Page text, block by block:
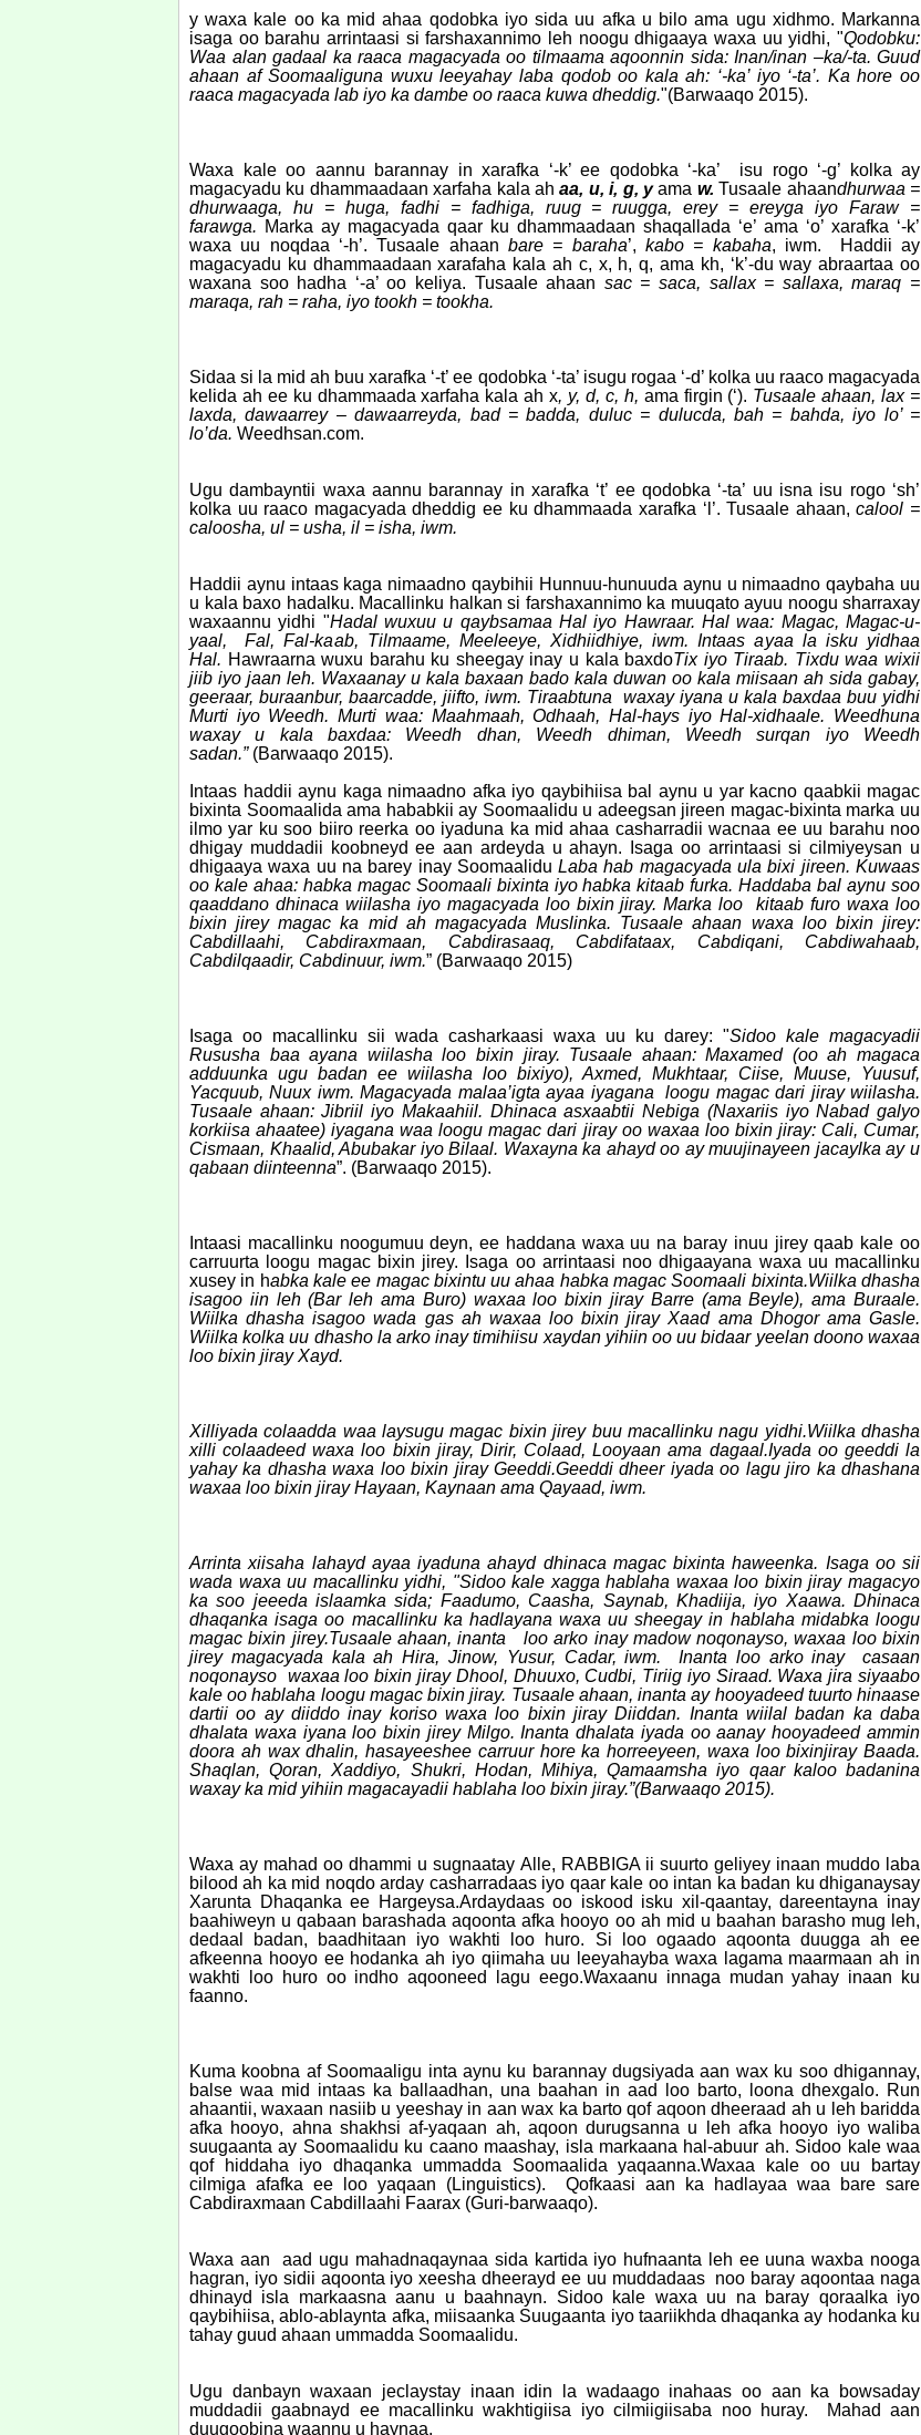
y waxa kale oo ka mid ahaa qodobka iyo sida uu afka u bilo ama ugu xidhmo. Markanna
isaga oo barahu arrintaasi si farshaxannimo leh noogu dhigaaya waxa uu yidhi, "Qodobku:
Waa alan gadaal ka raaca magacyada oo tilmaama aqoonnin sida: Inan/inan –ka/-ta. Guud
ahaan af Soomaaliguna wuxu leeyahay laba qodob oo kala ah: ‘-ka’ iyo ‘-ta’. Ka hore oo
raaca magacyada lab iyo ka dambe oo raaca kuwa dheddig."(Barwaaqo 2015).
Waxa kale oo aannu barannay in xarafka ‘-k’ ee qodobka ‘-ka’ isu rogo ‘-g’ kolka ay
magacyadu ku dhammaadaan xarfaha kala ahaa, u, i, g, yama w. Tusaale ahaandhurwaa =
dhurwaaga, hu = huga, fadhi = fadhiga, ruug = ruugga, erey = ereyga iyo Faraw =
farawga. Marka ay magacyada qaar ku dhammaadaan shaqallada ‘e’ ama ‘o’ xarafka ‘-k’
waxa uu noqdaa ‘-h’. Tusaale ahaan bare = baraha’,kabo = kabaha, iwm. Haddii ay
magacyadu ku dhammaadaan xarafaha kala ah c, x, h, q, ama kh, ‘k’-du way abraartaa oo
waxana soo hadha ‘-a’ oo keliya. Tusaale ahaan sac = saca, sallax = sallaxa, maraq =
maraqa, rah = raha, iyo tookh = tookha.
Sidaa si la mid ah buu xarafka ‘-t’ ee qodobka ‘-ta’ isugu rogaa ‘-d’ kolka uu raaco magacyada
kelida ah ee ku dhammaada xarfaha kala ah x, y, d, c, h, ama firgin (‘). Tusaale ahaan, lax =
laxda, dawaarrey – dawaarreyda, bad = badda, duluc = dulucda, bah = bahda, iyo lo’ =
lo’da. Weedhsan.com.
Ugu dambayntii waxa aannu barannay in xarafka ‘t’ ee qodobka ‘-ta’ uu isna isu rogo ‘sh’
kolka uu raaco magacyada dheddig ee ku dhammaada xarafka ‘l’. Tusaale ahaan,calool =
caloosha, ul = usha, il = isha, iwm.
Haddii aynu intaas kaga nimaadno qaybihii Hunnuu-hunuuda aynu u nimaadno qaybaha uu
u kala baxo hadalku. Macallinku halkan si farshaxannimo ka muuqato ayuu noogu sharraxay
waxaannu yidhi "Hadal wuxuu u qaybsamaa Hal iyo Hawraar. Hal waa: Magac, Magac-u-
yaal, Fal, Fal-kaab, Tilmaame, Meeleeye, Xidhiidhiye, iwm. Intaas ayaa la isku yidhaa
Hal. Hawraarna wuxu barahu ku sheegay inay u kala baxdoTix iyo Tiraab. Tixdu waa wixii
jiib iyo jaan leh. Waxaanay u kala baxaan bado kala duwan oo kala miisaan ah sida gabay,
geeraar, buraanbur, baarcadde, jiifto, iwm. Tiraabtuna waxay iyana u kala baxdaa buu yidhi
Murti iyo Weedh. Murti waa: Maahmaah, Odhaah, Hal-hays iyo Hal-xidhaale. Weedhuna
waxay u kala baxdaa: Weedh dhan, Weedh dhiman, Weedh surqan iyo Weedh
sadan.” (Barwaaqo 2015).
Intaas haddii aynu kaga nimaadno afka iyo qaybihiisa bal aynu u yar kacno qaabkii magac
bixinta Soomaalida ama hababkii ay Soomaalidu u adeegsan jireen magac-bixinta marka uu
ilmo yar ku soo biiro reerka oo iyaduna ka mid ahaa casharradii wacnaa ee uu barahu noo
dhigay muddadii koobneyd ee aan ardeyda u ahayn. Isaga oo arrintaasi si cilmiyeysan u
dhigaaya waxa uu na barey inay SoomaaliduLaba hab magacyada ula bixi jireen. Kuwaas
oo kale ahaa: habka magac Soomaali bixinta iyo habka kitaab furka. Haddaba bal aynu soo
qaaddano dhinaca wiilasha iyo magacyada loo bixin jiray. Marka loo kitaab furo waxa loo
bixin jirey magac ka mid ah magacyada Muslinka. Tusaale ahaan waxa loo bixin jirey:
Cabdillaahi, Cabdiraxmaan, Cabdirasaaq, Cabdifataax, Cabdiqani, Cabdiwahaab,
Cabdilqaadir, Cabdinuur, iwm.” (Barwaaqo 2015)
Isaga oo macallinku sii wada casharkaasi waxa uu ku darey: "Sidoo kale magacyadii
Rususha baa ayana wiilasha loo bixin jiray. Tusaale ahaan: Maxamed (oo ah magaca
adduunka ugu badan ee wiilasha loo bixiyo), Axmed, Mukhtaar, Ciise, Muuse, Yuusuf,
Yacquub, Nuux iwm. Magacyada malaa’igta ayaa iyagana loogu magac dari jiray wiilasha.
Tusaale ahaan: Jibriil iyo Makaahiil. Dhinaca asxaabtii Nebiga (Naxariis iyo Nabad galyo
korkiisa ahaatee) iyagana waa loogu magac dari jiray oo waxaa loo bixin jiray: Cali, Cumar,
Cismaan, Khaalid, Abubakar iyo Bilaal. Waxayna ka ahayd oo ay muujinayeen jacaylka ay u
qabaan diinteenna”. (Barwaaqo 2015).
Intaasi macallinku noogumuu deyn, ee haddana waxa uu na baray inuu jirey qaab kale oo
carruurta loogu magac bixin jirey. Isaga oo arrintaasi noo dhigaayana waxa uu macallinku
xusey in habka kale ee magac bixintu uu ahaa habka magac Soomaali bixinta.Wiilka dhasha
isagoo iin leh (Bar leh ama Buro) waxaa loo bixin jiray Barre (ama Beyle), ama Buraale.
Wiilka dhasha isagoo wada gas ah waxaa loo bixin jiray Xaad ama Dhogor ama Gasle.
Wiilka kolka uu dhasho la arko inay timihiisu xaydan yihiin oo uu bidaar yeelan doono waxaa
loo bixin jiray Xayd.
Xilliyada colaadda waa laysugu magac bixin jirey buu macallinku nagu yidhi.Wiilka dhasha
xilli colaadeed waxa loo bixin jiray, Dirir, Colaad, Looyaan ama dagaal.Iyada oo geeddi la
yahay ka dhasha waxa loo bixin jiray Geeddi.Geeddi dheer iyada oo lagu jiro ka dhashana
waxaa loo bixin jiray Hayaan, Kaynaan ama Qayaad, iwm.
Arrinta xiisaha lahayd ayaa iyaduna ahayd dhinaca magac bixinta haweenka. Isaga oo sii
wada waxa uu macallinku yidhi, "Sidoo kale xagga hablaha waxaa loo bixin jiray magacyo
ka soo jeeeda islaamka sida; Faadumo, Caasha, Saynab, Khadiija, iyo Xaawa. Dhinaca
dhaqanka isaga oo macallinku ka hadlayana waxa uu sheegay in hablaha midabka loogu
magac bixin jirey.Tusaale ahaan, inanta loo arko inay madow noqonayso, waxaa loo bixin
jirey magacyada kala ah Hira, Jinow, Yusur, Cadar, iwm. Inanta loo arko inay casaan
noqonayso waxaa loo bixin jiray Dhool, Dhuuxo, Cudbi, Tiriig iyo Siraad. Waxa jira siyaabo
kale oo hablaha loogu magac bixin jiray. Tusaale ahaan, inanta ay hooyadeed tuurto hinaase
dartii oo ay diiddo inay koriso waxa loo bixin jiray Diiddan. Inanta wiilal badan ka daba
dhalata waxa iyana loo bixin jirey Milgo. Inanta dhalata iyada oo aanay hooyadeed ammin
doora ah wax dhalin, hasayeeshee carruur hore ka horreeyeen, waxa loo bixinjiray Baada.
Shaqlan, Qoran, Xaddiyo, Shukri, Hodan, Mihiya, Qamaamsha iyo qaar kaloo badanina
waxay ka mid yihiin magacayadii hablaha loo bixin jiray.”(Barwaaqo 2015).
Waxa ay mahad oo dhammi u sugnaatay Alle, RABBIGA ii suurto geliyey inaan muddo laba
bilood ah ka mid noqdo arday casharradaas iyo qaar kale oo intan ka badan ku dhiganaysay
Xarunta Dhaqanka ee Hargeysa.Ardaydaas oo iskood isku xil-qaantay, dareentayna inay
baahiweyn u qabaan barashada aqoonta afka hooyo oo ah mid u baahan barasho mug leh,
dedaal badan, baadhitaan iyo wakhti loo huro. Si loo ogaado aqoonta duugga ah ee
afkeenna hooyo ee hodanka ah iyo qiimaha uu leeyahayba waxa lagama maarmaan ah in
wakhti loo huro oo indho aqooneed lagu eego.Waxaanu innaga mudan yahay inaan ku
faanno.
Kuma koobna af Soomaaligu inta aynu ku barannay dugsiyada aan wax ku soo dhigannay,
balse waa mid intaas ka ballaadhan, una baahan in aad loo barto, loona dhexgalo. Run
ahaantii, waxaan nasiib u yeeshay in aan wax ka barto qof aqoon dheeraad ah u leh baridda
afka hooyo, ahna shakhsi af-yaqaan ah, aqoon durugsanna u leh afka hooyo iyo waliba
suugaanta ay Soomaalidu ku caano maashay, isla markaana hal-abuur ah. Sidoo kale waa
qof hiddaha iyo dhaqanka ummadda Soomaalida yaqaanna.Waxaa kale oo uu bartay
cilmiga afafka ee loo yaqaan (Linguistics). Qofkaasi aan ka hadlayaa waa bare sare
Cabdiraxmaan Cabdillaahi Faarax (Guri-barwaaqo).
Waxa aan aad ugu mahadnaqaynaa sida kartida iyo hufnaanta leh ee uuna waxba nooga
hagran, iyo sidii aqoonta iyo xeesha dheerayd ee uu muddadaas noo baray aqoontaa naga
dhinayd isla markaasna aanu u baahnayn. Sidoo kale waxa uu na baray qoraalka iyo
qaybihiisa, ablo-ablaynta afka, miisaanka Suugaanta iyo taariikhda dhaqanka ay hodanka ku
tahay guud ahaan ummadda Soomaalidu.
Ugu danbayn waxaan jeclaystay inaan idin la wadaago inahaas oo aan ka bowsaday
muddadii gaabnayd ee macallinku wakhtigiisa iyo cilmiigiisaba noo huray. Mahad aan
duugoobina waannu u haynaa.